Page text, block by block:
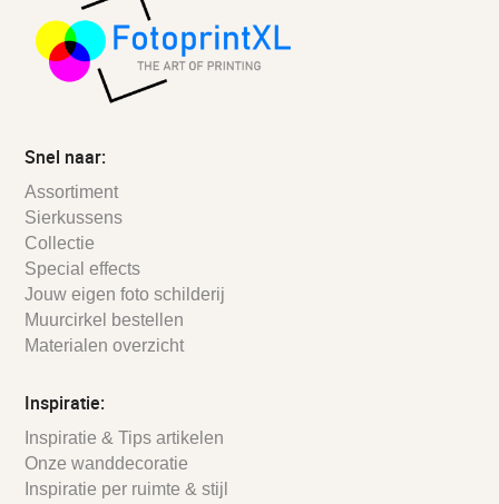
Snel naar:
Assortiment
Sierkussens
Collectie
Special effects
Jouw eigen foto schilderij
Muurcirkel bestellen
Materialen overzicht
Inspiratie:
Inspiratie & Tips artikelen
Onze wanddecoratie
Inspiratie per ruimte & stijl